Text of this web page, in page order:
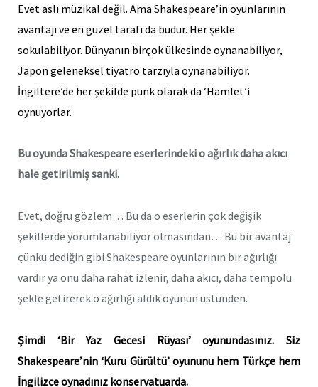
Evet aslı müzikal değil. Ama Shakespeare’in oyunlarının
avantajı ve en güzel tarafı da budur. Her şekle
sokulabiliyor. Dünyanın birçok ülkesinde oynanabiliyor,
Japon geleneksel tiyatro tarzıyla oynanabiliyor.
İngiltere’de her şekilde punk olarak da ‘Hamlet’i
oynuyorlar.
Bu oyunda Shakespeare eserlerindeki o ağırlık daha akıcı
hale getirilmiş sanki.
Evet, doğru gözlem… Bu da o eserlerin çok değişik
şekillerde yorumlanabiliyor olmasından… Bu bir avantaj
çünkü dediğin gibi Shakespeare oyunlarının bir ağırlığı
vardır ya onu daha rahat izlenir, daha akıcı, daha tempolu
şekle getirerek o ağırlığı aldık oyunun üstünden.
Şimdi ‘Bir Yaz Gecesi Rüyası’ oyunundasınız. Siz
Shakespeare’nin ‘Kuru Gürültü’ oyununu hem Türkçe hem
İngilizce oynadınız konservatuarda.